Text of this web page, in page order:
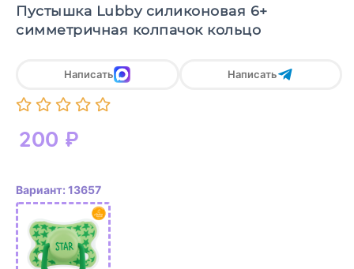
Пустышка Lubby силиконовая 6+
симметричная колпачок кольцо
200 ₽
Написать Написать
Вариант: 13657